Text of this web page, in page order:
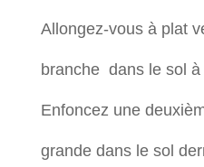
Allongez-vous à plat
branche dans le sol
Enfoncez une
grande dans le sol